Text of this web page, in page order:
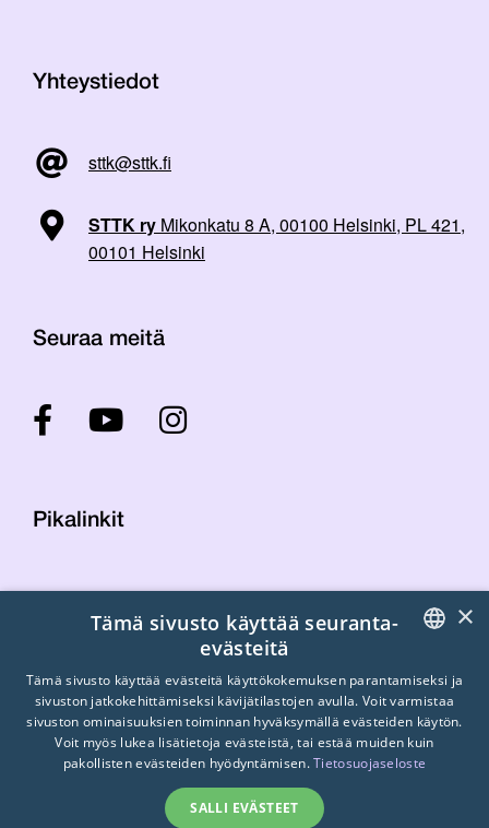
Yhteystiedot
sttk@sttk.fi
STTK ry Mikonkatu 8 A, 00100 Helsinki, PL 421,
00101 Helsinki
Seuraa meitä
Pikalinkit
Laskutustiedot
Tietosuojaseloste
Turvallisemman tilan periaatteet
FINNISH
SWEDISH
×
Tämä sivusto käyttää seuranta-
evästeitä
Tämä sivusto käyttää evästeitä käyttökokemuksen parantamiseksi ja
sivuston jatkokehittämiseksi kävijätilastojen avulla. Voit varmistaa
sivuston ominaisuuksien toiminnan hyväksymällä evästeiden käytön.
Voit myös lukea lisätietoja evästeistä, tai estää muiden kuin
pakollisten evästeiden hyödyntämisen.Tietosuojaseloste
SALLI EVÄSTEET